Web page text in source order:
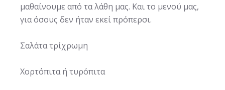
μαθαίνουμε από τα λάθη μας. Και το μενού μας,
για όσους δεν ήταν εκεί πρόπερσι.
Σαλάτα τρίχρωμη
Χορτόπιτα ή τυρόπιτα